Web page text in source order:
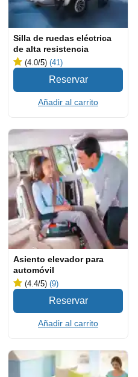
Silla de ruedas eléctrica
de alta resistencia
(4.0/5) (41)
Añadir al carrito
Asiento elevador para
automóvil
(4.4/5) (9)
Añadir al carrito